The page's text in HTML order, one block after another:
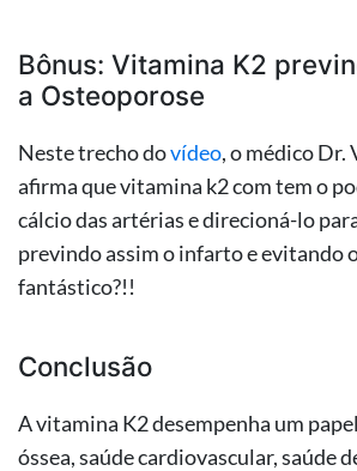
Bônus: Vitamina K2
a Osteoporose
Neste trecho dovídeo, o médico Dr.
afirma que vitamina k2 com tem o
cálcio das artérias e direcioná-lo
previndo assim o infarto e evitando
fantástico?!!
Conclusão
A vitamina K2 desempenha um
óssea, saúde cardiovascular, saúde